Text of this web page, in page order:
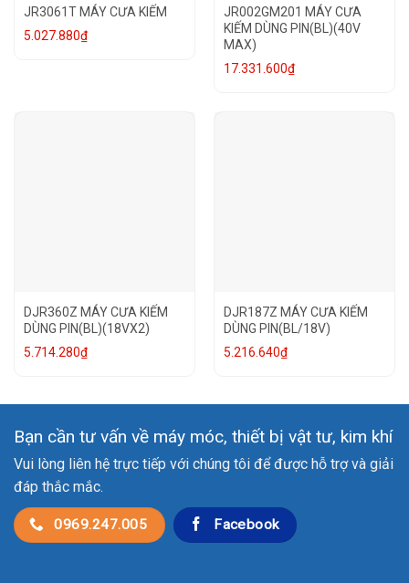
JR3061T MÁY CƯA KIẾM
5.027.880₫
JR002GM201 MÁY CƯA
KIẾM DÙNG PIN(BL)(40V
MAX)
17.331.600₫
DJR360Z MÁY CƯA KIẾM
DÙNG PIN(BL)(18VX2)
5.714.280₫
DJR187Z MÁY CƯA KIẾM
DÙNG PIN(BL/18V)
5.216.640₫
Bạn cần tư vấn về máy móc, thiết bị vật tư, kim khí
Vui lòng liên hệ trực tiếp với chúng tôi để được hỗ trợ và giải
đáp thắc mắc.
0969.247.005 Facebook